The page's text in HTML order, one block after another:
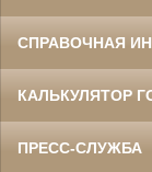
СПРАВОЧНАЯ
КАЛЬКУЛЯТОР
ПРЕСС-СЛУЖБА